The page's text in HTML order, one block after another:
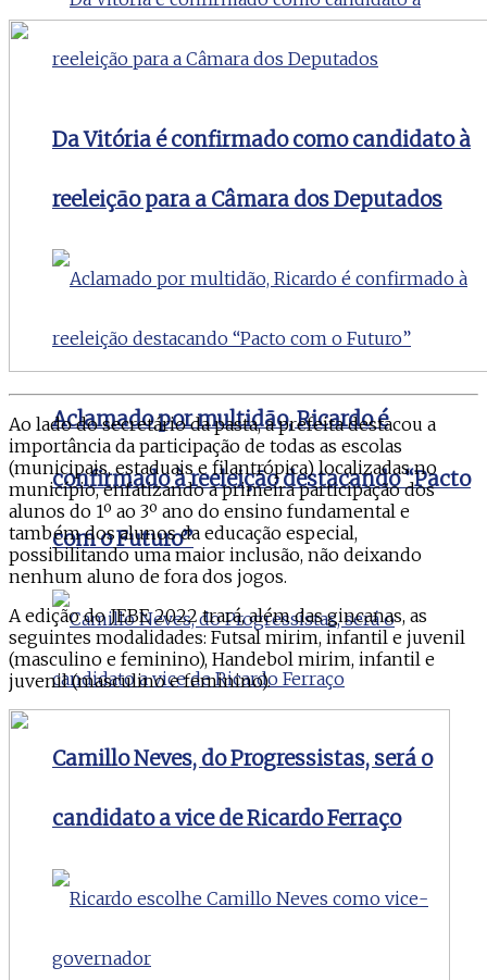
Da Vitória é confirmado como candidato à
reeleição para a Câmara dos Deputados
Aclamado por multidão, Ricardo é
confirmado à reeleição destacando “Pacto
com o Futuro”
Camillo Neves, do Progressistas, será o
candidato a vice de Ricardo Ferraço
Ao lado do secretário da pasta, a prefeita destacou a
importância da participação de todas as escolas
(municipais, estaduais e filantrópica) localizadas no
município, enfatizando a primeira participação dos
alunos do 1º ao 3º ano do ensino fundamental e
também dos alunos da educação especial,
possibilitando uma maior inclusão, não deixando
nenhum aluno de fora dos jogos.
A edição do JEBE 2022 trará, além das gincanas, as
seguintes modalidades: Futsal mirim, infantil e juvenil
(masculino e feminino), Handebol mirim, infantil e
juvenil (masculino e feminino).